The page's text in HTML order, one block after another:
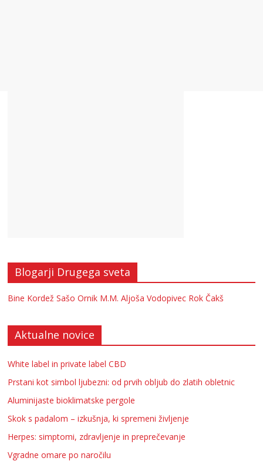
Blogarji Drugega sveta
Bine Kordež Sašo Ornik M.M. Aljoša Vodopivec Rok Čakš
Aktualne novice
White label in private label CBD
Prstani kot simbol ljubezni: od prvih obljub do zlatih obletnic
Aluminijaste bioklimatske pergole
Skok s padalom – izkušnja, ki spremeni življenje
Herpes: simptomi, zdravljenje in preprečevanje
Vgradne omare po naročilu